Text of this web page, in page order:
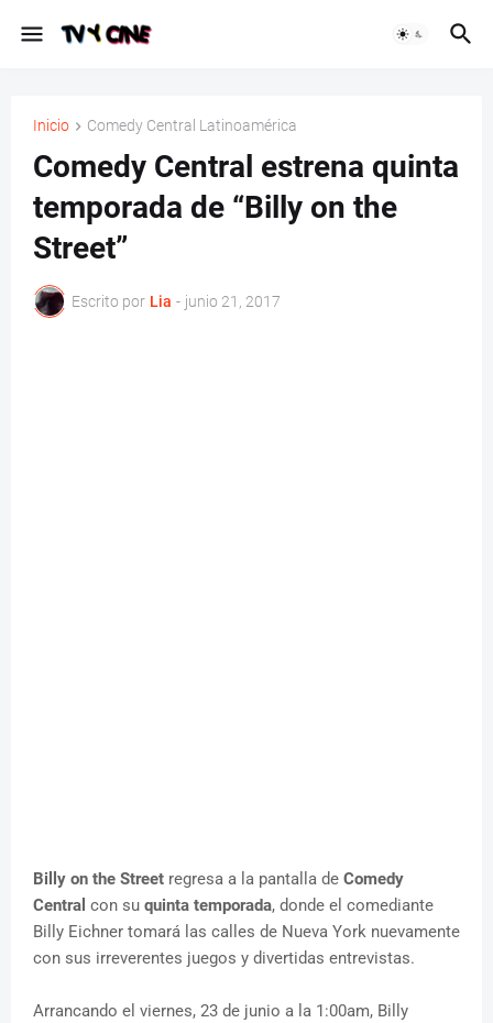
Inicio Comedy Central Latinoamérica
Comedy Central estrena quinta
temporada de “Billy on the
Street”
Escrito por Lia - junio 21, 2017
Billy on the Street regresa a la pantalla de Comedy
Central con su quinta temporada, donde el comediante
Billy Eichner tomará las calles de Nueva York nuevamente
con sus irreverentes juegos y divertidas entrevistas.
Arrancando el viernes, 23 de junio a la 1:00am, Billy